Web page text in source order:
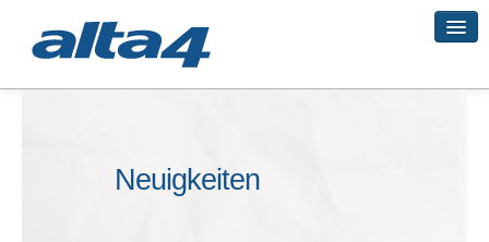
Neuigkeiten